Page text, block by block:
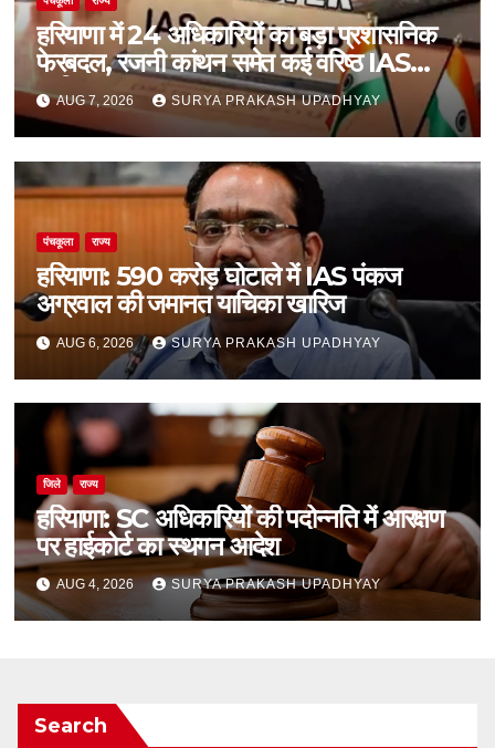
हरियाणा में 24 अधिकारियों का बड़ा प्रशासनिक
फेरबदल, रजनी कांथन समेत कई वरिष्ठ IAS
शामिल
AUG 7, 2026 SURYA PRAKASH UPADHYAY
पंचकूला राज्य
हरियाणा: 590 करोड़ घोटाले में IAS पंकज
अग्रवाल की जमानत याचिका खारिज
AUG 6, 2026 SURYA PRAKASH UPADHYAY
जिले राज्य
हरियाणा: SC अधिकारियों की पदोन्नति में आरक्षण
पर हाईकोर्ट का स्थगन आदेश
AUG 4, 2026 SURYA PRAKASH UPADHYAY
Search